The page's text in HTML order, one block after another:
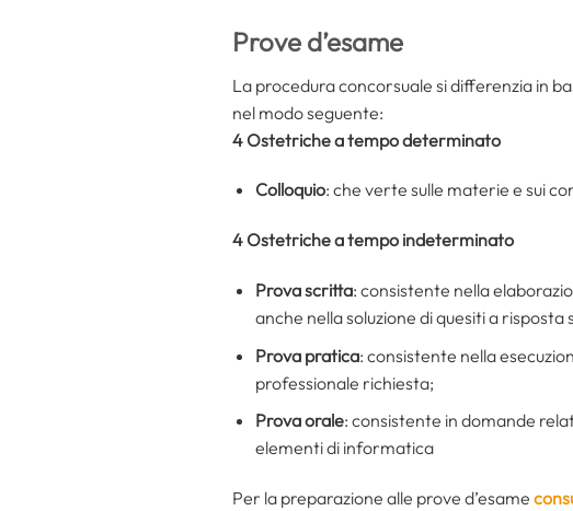
Prove d’esame
La procedura concorsuale si differenzia in
nel modo seguente:
4 Ostetriche a tempo determinato
Colloquio: che verte sulle materie e sui
4 Ostetriche a tempo indeterminato
Prova scritta: consistente nella
anche nella soluzione di quesiti a risposta
Prova pratica: consistente nella
professionale richiesta;
Prova orale: consistente in domande
elementi di informatica
Per la preparazione alle prove d’esame